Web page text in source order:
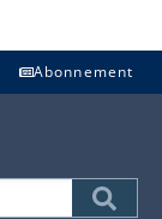
Abonnement